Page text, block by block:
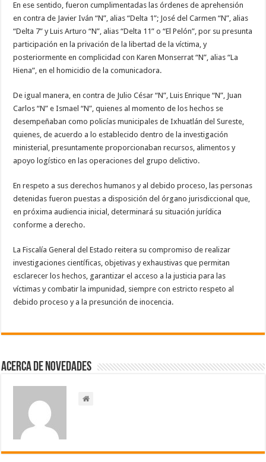
En ese sentido, fueron cumplimentadas las órdenes de aprehensión
en contra de Javier Iván “N”, alias “Delta 1”; José del Carmen “N”, alias
“Delta 7” y Luis Arturo “N”, alias “Delta 11” o “El Pelón”, por su presunta
participación en la privación de la libertad de la víctima, y
posteriormente en complicidad con Karen Monserrat “N”, alias “La
Hiena”, en el homicidio de la comunicadora.
De igual manera, en contra de Julio César “N”, Luis Enrique “N”, Juan
Carlos “N” e Ismael “N”, quienes al momento de los hechos se
desempeñaban como policías municipales de Ixhuatlán del Sureste,
quienes, de acuerdo a lo establecido dentro de la investigación
ministerial, presuntamente proporcionaban recursos, alimentos y
apoyo logístico en las operaciones del grupo delictivo.
En respeto a sus derechos humanos y al debido proceso, las personas
detenidas fueron puestas a disposición del órgano jurisdiccional que,
en próxima audiencia inicial, determinará su situación jurídica
conforme a derecho.
La Fiscalía General del Estado reitera su compromiso de realizar
investigaciones científicas, objetivas y exhaustivas que permitan
esclarecer los hechos, garantizar el acceso a la justicia para las
víctimas y combatir la impunidad, siempre con estricto respeto al
debido proceso y a la presunción de inocencia.
Acerca de NOVEDADES